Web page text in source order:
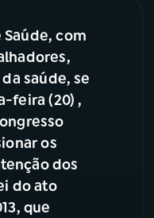
com
saúde, se
feira (20) ,
os
dos
do ato
que